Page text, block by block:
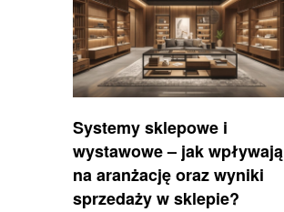
Systemy sklepowe i
wystawowe – jak wpływają
na aranżację oraz wyniki
sprzedaży w sklepie?